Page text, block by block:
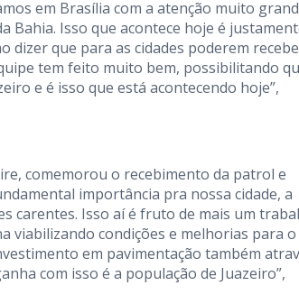
em Brasília com a atenção muito
Bahia. Isso que acontece hoje é
dizer que para as cidades poderem
tem feito muito bem, possibilitando
e é isso que está acontecendo hoje”,
comemorou o recebimento da patrol e
importância pra nossa cidade, a
carentes. Isso aí é fruto de mais um
viabilizando condições e melhorias para o
em pavimentação também
com isso é a população de Juazeiro”,